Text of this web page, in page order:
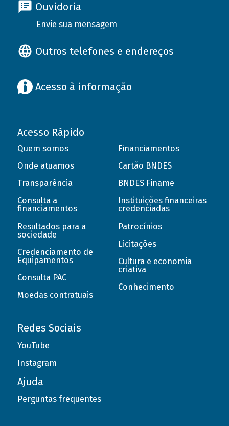
Ouvidoria
Envie sua mensagem
Outros telefones e endereços
Acesso à informação
Acesso Rápido
Quem somos
Onde atuamos
Transparência
Consulta a
financiamentos
Resultados para a
sociedade
Credenciamento de
Equipamentos
Consulta PAC
Moedas contratuais
Financiamentos
Cartão BNDES
BNDES Finame
Instituições financeiras
credenciadas
Patrocínios
Licitações
Cultura e economia
criativa
Conhecimento
Redes Sociais
YouTube
Instagram
Ajuda
Perguntas frequentes